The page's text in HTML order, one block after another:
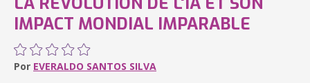
IMPACT MONDIAL IMPARABLE
Por EVERALDO SANTOS SILVA